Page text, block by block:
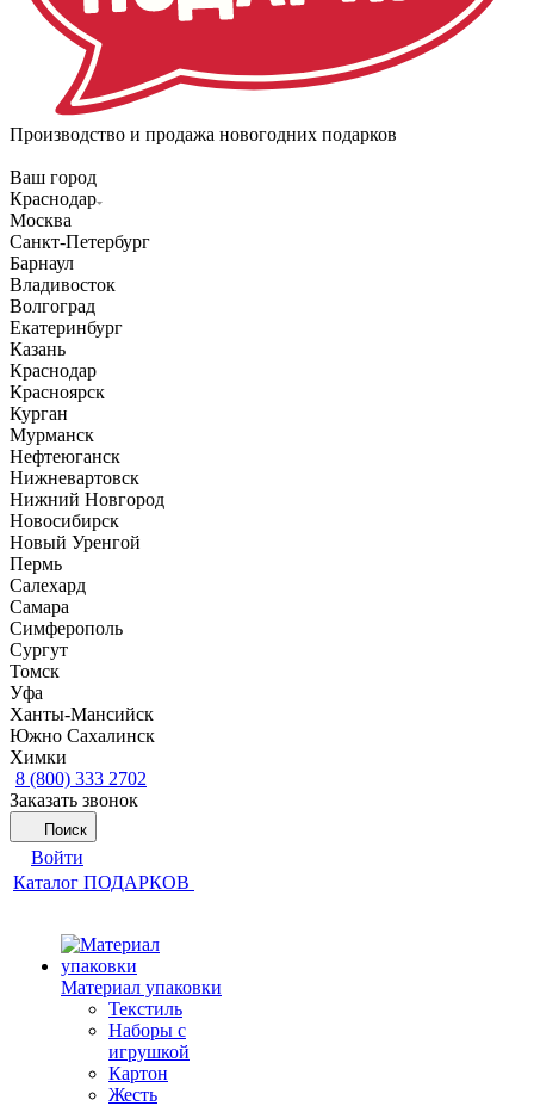
Производство и продажа новогодних подарков
Ваш город
Краснодар
Москва
Санкт-Петербург
Барнаул
Владивосток
Волгоград
Екатеринбург
Казань
Краснодар
Красноярск
Курган
Мурманск
Нефтеюганск
Нижневартовск
Нижний Новгород
Новосибирск
Новый Уренгой
Пермь
Салехард
Самара
Симферополь
Сургут
Томск
Уфа
Ханты-Мансийск
Южно Сахалинск
Химки
8 (800) 333 2702
Заказать звонок
Поиск
Войти
Каталог ПОДАРКОВ
Материал упаковки
Текстиль
Наборы с
игрушкой
Картон
Жесть